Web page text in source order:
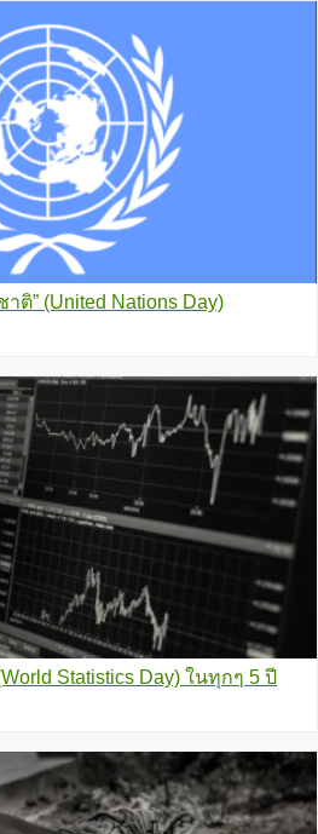
ติ” (United Nations Day)
Statistics Day) ในทุกๆ 5 ปี